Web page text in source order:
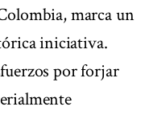
marca un
iniciativa.
por forjar